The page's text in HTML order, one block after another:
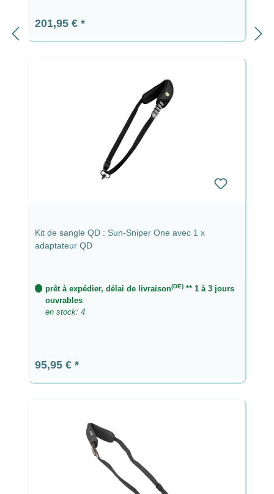
Prix régulier :
201,95 €
Kit de sangle QD : Sun-Sniper One avec 1 x
adaptateur QD
prêt à expédier, délai de livraison(DE)** 1 à 3 jours
ouvrables
en stock: 4
Prix régulier :
95,95 €